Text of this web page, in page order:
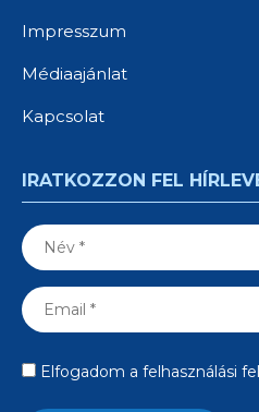
Impresszum
Médiaajánlat
Kapcsolat
IRATKOZZON FEL
Elfogadom a felhasználási